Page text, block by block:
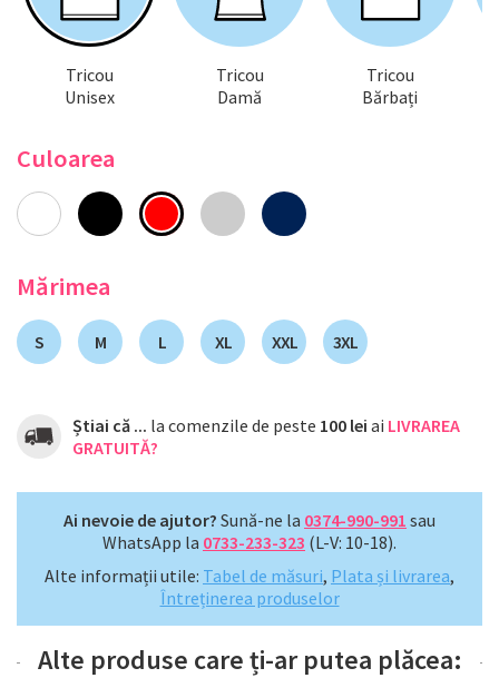
Tricou
Unisex
Tricou
Damă
Tricou
Bărbați
Culoarea
Mărimea
S M L XL XXL 3XL
Știai că ... la comenzile de peste 100 lei ai LIVRAREA
GRATUITĂ?
Ai nevoie de ajutor? Sună-ne la 0374-990-991 sau
WhatsApp la 0733-233-323 (L-V: 10-18).
Alte informații utile: Tabel de măsuri, Plata și livrarea,
Întreținerea produselor
Alte produse care ți-ar putea plăcea: